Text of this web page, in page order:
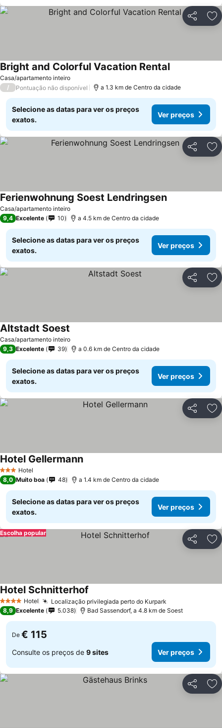
Partilhar
Casa/apartamento inteiro
Bright and Colorful Vacation Rental
/ Pontuação não disponível a 1.3 km de Centro da cidade
Selecione as datas para ver os preços
exatos.
Ver preços
Partilhar
Casa/apartamento inteiro
Ferienwohnung Soest Lendringsen
9,4 Excelente 10 a 4.5 km de Centro da cidade
Selecione as datas para ver os preços
exatos.
Ver preços
Partilhar
Casa/apartamento inteiro
Altstadt Soest
9,3 Excelente 39 a 0.6 km de Centro da cidade
Selecione as datas para ver os preços
exatos.
Ver preços
Partilhar
3 EstrelasHotel
Hotel Gellermann
8,0 Muito boa 48 a 1.4 km de Centro da cidade
Selecione as datas para ver os preços
exatos.
Ver preços
Partilhar
Escolha popular
4 EstrelasHotel Localização privilegiada perto do Kurpark
Hotel Schnitterhof
8,9 Excelente 5.038 Bad Sassendorf, a 4.8 km de Soest
De € 115
Consulte os preços de 9 sites Ver preços
Partilhar